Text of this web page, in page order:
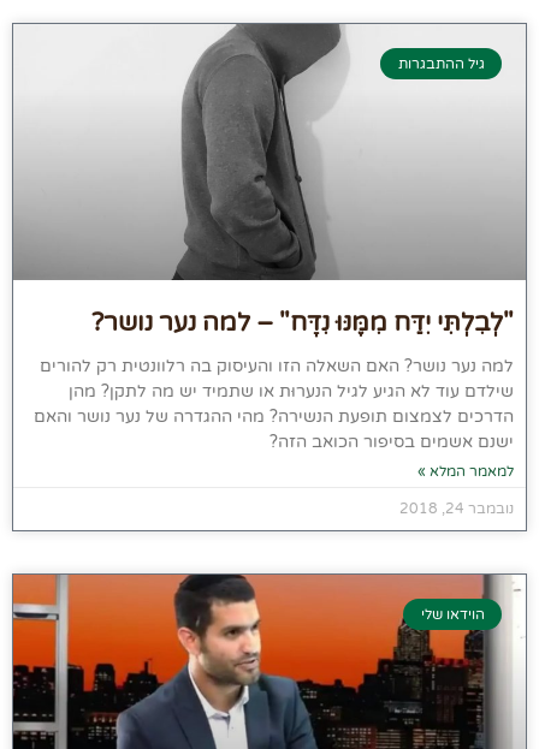
גיל ההתבגרות
"לְבִלְתִּי יִדַּח מִמֶּנּוּ נִדָּח" – למה נער נושר?
למה נער נושר? האם השאלה הזו והעיסוק בה רלוונטית רק להורים
שילדם עוד לא הגיע לגיל הנערוּת או שתמיד יש מה לתקן? מהן
הדרכים לצמצום תופעת הנשירה? מהי ההגדרה של נער נושר והאם
ישנם אשמים בסיפור הכואב הזה?
למאמר המלא »
נובמבר 24, 2018
הוידאו שלי